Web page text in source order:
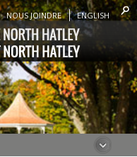
NOUS JOINDRE ENGLISH